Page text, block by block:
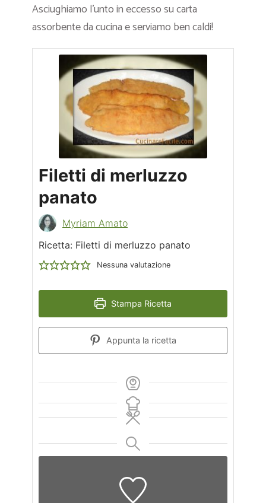
Asciughiamo l’unto in eccesso su carta
assorbente da cucina e serviamo ben caldi!
Filetti di merluzzo
panato
Myriam Amato
Ricetta: Filetti di merluzzo panato
Nessuna valutazione
Stampa Ricetta
Appunta la ricetta